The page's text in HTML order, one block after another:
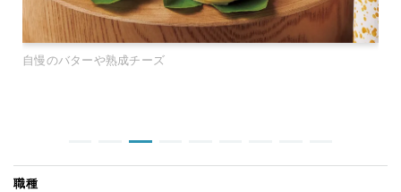
自慢のバターや熟成チーズ
職種